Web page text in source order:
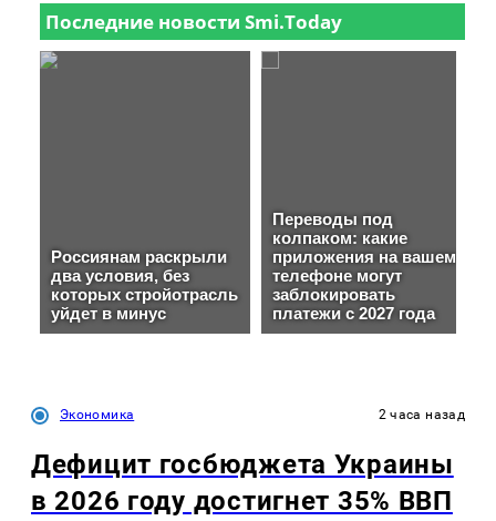
Экономика 2 часа назад
Дефицит госбюджета Украины
в 2026 году достигнет 35% ВВП